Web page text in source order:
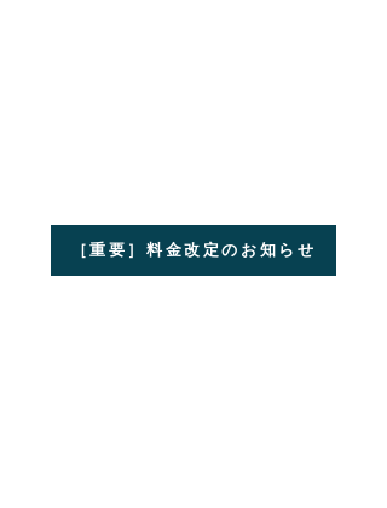
［重要］料金改定のお知らせ